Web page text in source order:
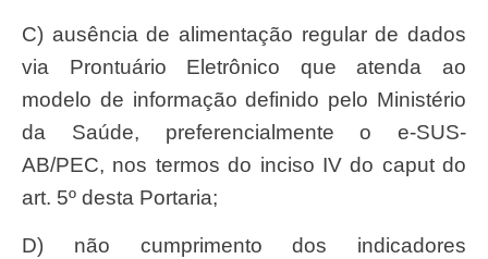
c) ausência de alimentação regular de dados
via Prontuário Eletrônico que atenda ao
modelo de informação definido pelo Ministério
da Saúde, preferencialmente o e-SUS-
AB/PEC, nos termos do inciso IV do caput do
art. 5º desta Portaria;
d) não cumprimento dos indicadores